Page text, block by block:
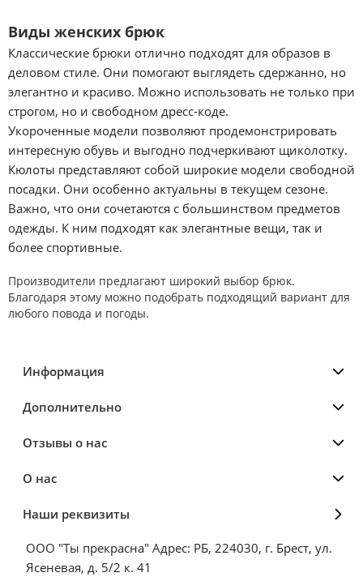
Виды женских брюк
Классические брюки отлично подходят для образов в
деловом стиле. Они помогают выглядеть сдержанно, но
элегантно и красиво. Можно использовать не только при
строгом, но и свободном дресс-коде.
Укороченные модели позволяют продемонстрировать
интересную обувь и выгодно подчеркивают щиколотку.
Кюлоты представляют собой широкие модели свободной
посадки. Они особенно актуальны в текущем сезоне.
Важно, что они сочетаются с большинством предметов
одежды. К ним подходят как элегантные вещи, так и
более спортивные.
Производители предлагают широкий выбор брюк.
Благодаря этому можно подобрать подходящий вариант для
любого повода и погоды.
Информация
Дополнительно
Отзывы о нас
О нас
Наши реквизиты
ООО "Ты прекрасна" Адрес: РБ, 224030, г. Брест, ул.
Ясеневая, д. 5/2 к. 41